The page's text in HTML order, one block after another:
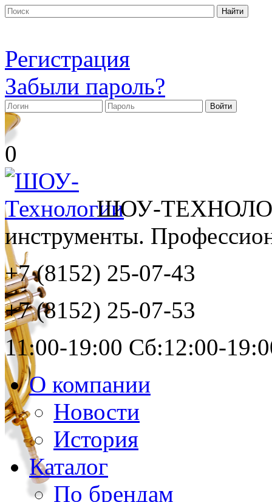
Регистрация
Забыли пароль?
0
ШОУ-
инструменты.
+7 (8152) 25-07-43
+7 (8152) 25-07-53
11:00-19:00 Сб:12:00-
О компании
Новости
История
Каталог
По брендам